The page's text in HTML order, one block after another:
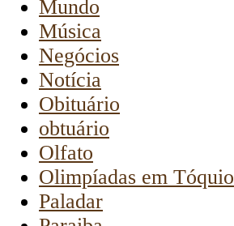
Mundo
Música
Negócios
Notícia
Obituário
obtuário
Olfato
Olimpíadas em Tóquio
Paladar